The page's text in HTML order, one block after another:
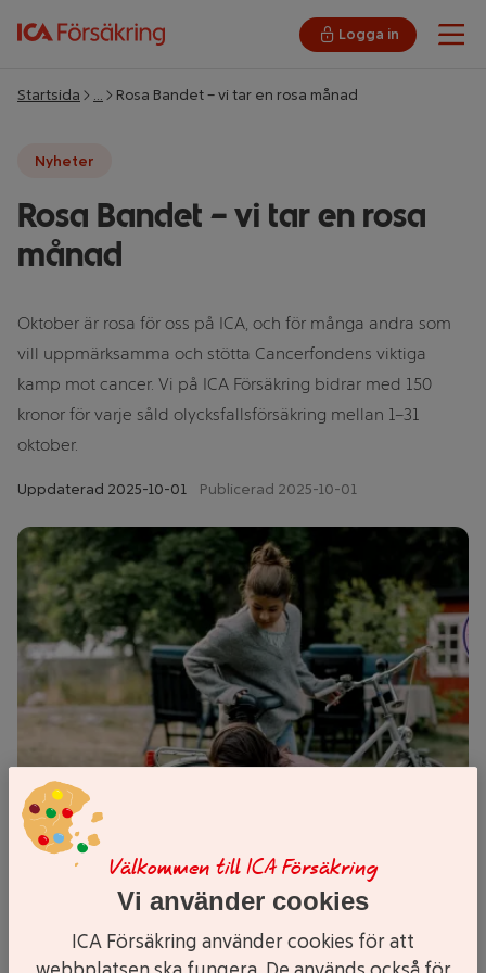
Logga in
Startsida … Rosa Bandet – vi tar en rosa månad
Nyheter
Rosa Bandet – vi tar en rosa
månad
Oktober är rosa för oss på ICA, och för många andra som
vill uppmärksamma och stötta Cancerfondens viktiga
kamp mot cancer. Vi på ICA Försäkring bidrar med 150
kronor för varje såld olycksfallsförsäkring mellan 1–31
oktober.
Uppdaterad 2025-10-01 Publicerad 2025-10-01
Välkommen till ICA Försäkring
Vi använder cookies
ICA Försäkring använder cookies för att